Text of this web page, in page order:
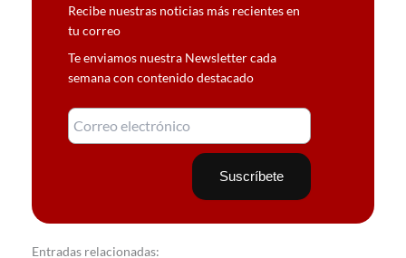
Recibe nuestras noticias más recientes en
tu correo
Te enviamos nuestra Newsletter cada
semana con contenido destacado
Entradas relacionadas: